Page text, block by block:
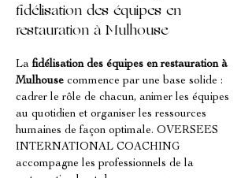
fidélisation des équipes en
restauration à Mulhouse
La fidélisation des équipes en restauration à
Mulhouse commence par une base solide :
cadrer le rôle de chacun, animer les équipes
au quotidien et organiser les ressources
humaines de façon optimale. OVERSEES
INTERNATIONAL COACHING
accompagne les professionnels de la